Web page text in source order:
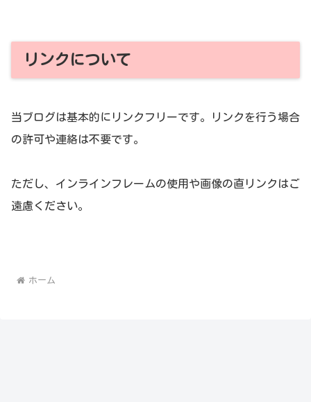
リンクについて
当ブログは基本的にリンクフリーです。リンクを行う場合
の許可や連絡は不要です。
ただし、インラインフレームの使用や画像の直リンクはご
遠慮ください。
ホーム